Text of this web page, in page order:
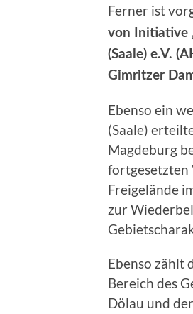
Ferner ist
von Initiative
(Saale) e.V.
Gimritzer
Ebenso ein
(Saale)
Magdeburg
fortgesetzten
Freigelände
zur
Ebenso zählt
Bereich des
Dölau und